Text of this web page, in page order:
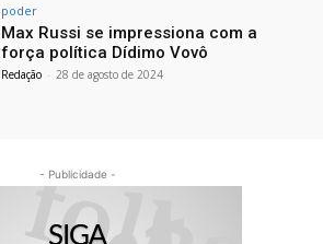
poder
Max Russi se impressiona com a
força política Dídimo Vovô
Redação - 28 de agosto de 2024
- Publicidade -